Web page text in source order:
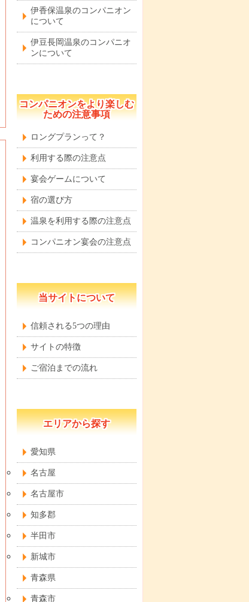
伊香保温泉のコンパニオン
について
伊豆長岡温泉のコンパニオ
ンについて
コンパニオンをより楽しむ
ための注意事項
ロングプランって？
利用する際の注意点
宴会ゲームについて
宿の選び方
温泉を利用する際の注意点
コンパニオン宴会の注意点
当サイトについて
信頼される5つの理由
サイトの特徴
ご宿泊までの流れ
エリアから探す
愛知県
名古屋
名古屋市
知多郡
半田市
新城市
青森県
青森市